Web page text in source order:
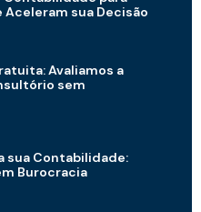
sua Decisão
Avaliamos a
sem
sua Contabilidade:
Burocracia